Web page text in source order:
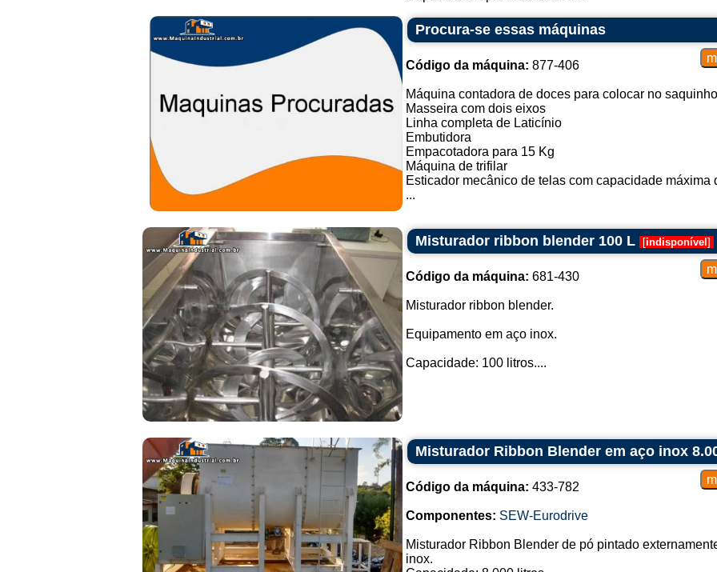
Procura-se essas máquinas
Código da máquina: 877-406
Máquina contadora de doces para colocar no saquinho
Masseira com dois eixos
Linha completa de Laticínio
Embutidora
Empacotadora para 15 Kg
Máquina de trifilar
Esticador mecânico de telas com capacidade máxima
...
Misturador ribbon blender 100 L [indisponível ]
Código da máquina: 681-430
Misturador ribbon blender.
Equipamento em aço inox.
Capacidade: 100 litros....
Misturador Ribbon Blender em aço inox
Código da máquina: 433-782
Componentes: SEW-Eurodrive
Misturador Ribbon Blender de pó pintado
inox.